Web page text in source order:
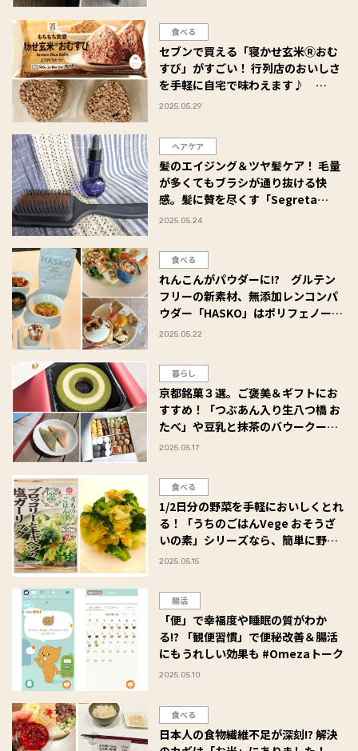
食べる
セブンで買える「寝かせ玄米Ⓡおむ
すび」がすごい！ 行列店のおいしさ
を手軽に自宅で味わえます♪
#Omezaトーク
2025.05.29
ヘアケア
髪のエイジング＆ツヤ髪ケア！ 毛量
が多くてもブラシが通り抜ける快
感。髪に贅を尽くす「Segreta
PREMIER（セグレタ プレミア）」を
2025.05.24
食べる
れんこんがパウダーに!? グルテン
フリーの新素材、無添加レンコンパ
ウダー「HASKO」はポリフェノール
＆食物繊維が豊富かつアレンジ力も
2025.05.22
暮らし
京都銘菓３選。ご褒美＆ギフトにお
すすめ！「つぶあん入り生八つ橋 お
たべ」や豆乳と抹茶のバウークーヘ
ン「京ばあむ」、低糖質素材のクッ
トーク
2025.05.17
食べる
1/2日分の野菜を手軽においしくとれ
る！「うちのごはんVege おそうざ
いの素」シリーズなら、簡単に野菜
がメインのおかずが作れちゃいま
2025.05.15
腸活
「便」で幸福度や睡眠の質がわか
る!? 「観便習慣」で便秘改善＆腸活
にもうれしい効果も #Omezaトーク
2025.05.10
食べる
日本人の食物繊維不足が深刻!? 解決